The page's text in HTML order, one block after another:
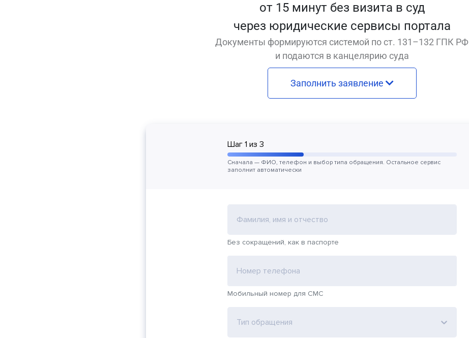
от 15 минут без визита в суд
через юридические сервисы портала
Документы формируются системой по ст. 131–132 ГПК РФ
и подаются в канцелярию суда
Заполнить заявление
Шаг 1 из 3
Сначала — ФИО, телефон и выбор типа обращения. Остальное сервис
заполнит автоматически
Фамилия, имя и отчество
Без сокращений, как в паспорте
Номер телефона
Мобильный номер для СМС
Тип обращения